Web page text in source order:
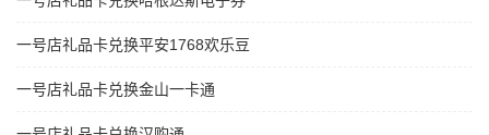
一号店礼品卡兑换平安1768欢乐豆
一号店礼品卡兑换金山一卡通